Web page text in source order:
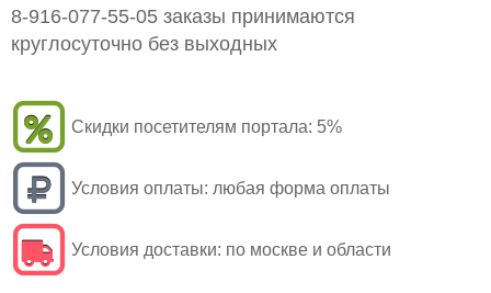
8-916-077-55-05 заказы принимаются
круглосуточно без выходных
Скидки посетителям портала: 5%
Условия оплаты: любая форма оплаты
Условия доставки: по москве и области